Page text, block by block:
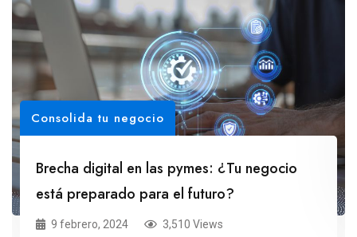
Consolida tu negocio
Brecha digital en las pymes: ¿Tu negocio
está preparado para el futuro?
9 febrero, 2024 3,510 Views